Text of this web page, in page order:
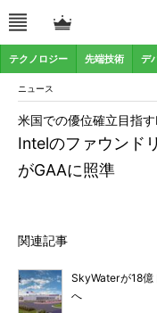
テクノロジー 先端技術 デ
ニュース
Intelのファウンド
がGAAに照準
米国での優位確立目指
関連記事
SkyWaterが18億
へ